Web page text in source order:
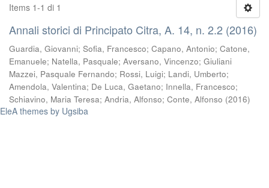
Items 1-1 di 1
Annali storici di Principato Citra, A. 14, n. 2.2 (2016)
Guardia, Giovanni; Sofia, Francesco; Capano, Antonio; Catone,
Emanuele; Natella, Pasquale; Aversano, Vincenzo; Giuliani
Mazzei, Pasquale Fernando; Rossi, Luigi; Landi, Umberto;
Amendola, Valentina; De Luca, Gaetano; Innella, Francesco;
Schiavino, Maria Teresa; Andria, Alfonso; Conte, Alfonso (2016)
EleA themes by Ugsiba